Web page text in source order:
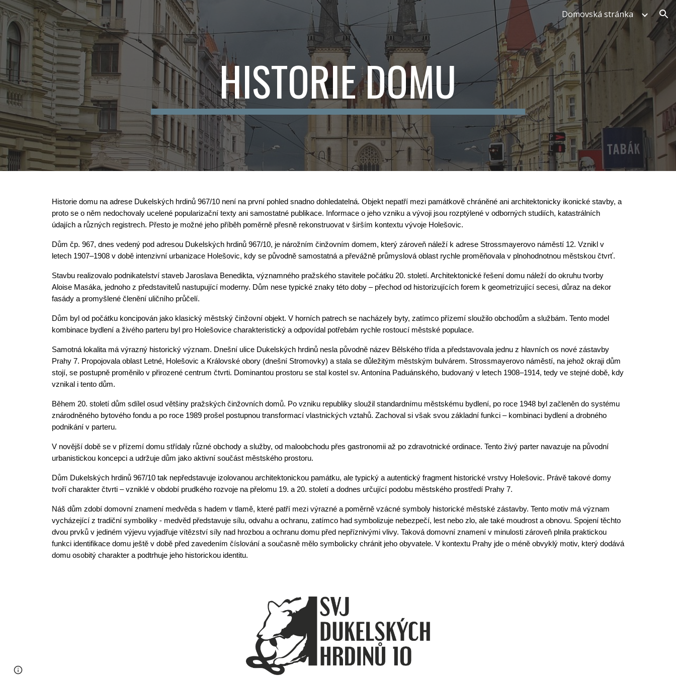
Skip to navigation Domovská stránka
HISTORIE DOMU
Historie domu na adrese Dukelských hrdinů 967/10 není na první pohled snadno dohledatelná. Objekt nepatří mezi památkově chráněné ani architektonicky ikonické stavby, a
proto se o něm nedochovaly ucelené popularizační texty ani samostatné publikace. Informace o jeho vzniku a vývoji jsou rozptýlené v odborných studiích, katastrálních
údajích a různých registrech. Přesto je možné jeho příběh poměrně přesně rekonstruovat v širším kontextu vývoje Holešovic.
Dům čp. 967, dnes vedený pod adresou Dukelských hrdinů 967/10, je nárožním činžovním domem, který zároveň náleží k adrese Strossmayerovo náměstí 12. Vznikl v
letech 1907–1908 v době intenzivní urbanizace Holešovic, kdy se původně samostatná a převážně průmyslová oblast rychle proměňovala v plnohodnotnou městskou čtvrť.
Stavbu realizovalo podnikatelství staveb Jaroslava Benedikta, významného pražského stavitele počátku 20. století. Architektonické řešení domu náleží do okruhu tvorby
Aloise Masáka, jednoho z představitelů nastupující moderny. Dům nese typické znaky této doby – přechod od historizujících forem k geometrizující secesi, důraz na dekor
fasády a promyšlené členění uličního průčelí.
Dům byl od počátku koncipován jako klasický městský činžovní objekt. V horních patrech se nacházely byty, zatímco přízemí sloužilo obchodům a službám. Tento model
kombinace bydlení a živého parteru byl pro Holešovice charakteristický a odpovídal potřebám rychle rostoucí městské populace.
Samotná lokalita má výrazný historický význam. Dnešní ulice Dukelských hrdinů nesla původně název Bělského třída a představovala jednu z hlavních os nové zástavby
Prahy 7. Propojovala oblast Letné, Holešovic a Královské obory (dnešní Stromovky) a stala se důležitým městským bulvárem. Strossmayerovo náměstí, na jehož okraji dům
stojí, se postupně proměnilo v přirozené centrum čtvrti. Dominantou prostoru se stal kostel sv. Antonína Paduánského, budovaný v letech 1908–1914, tedy ve stejné době, kdy
vznikal i tento dům.
Během 20. století dům sdílel osud většiny pražských činžovních domů. Po vzniku republiky sloužil standardnímu městskému bydlení, po roce 1948 byl začleněn do systému
znárodněného bytového fondu a po roce 1989 prošel postupnou transformací vlastnických vztahů. Zachoval si však svou základní funkci – kombinaci bydlení a drobného
podnikání v parteru.
V novější době se v přízemí domu střídaly různé obchody a služby, od maloobchodu přes gastronomii až po zdravotnické ordinace. Tento živý parter navazuje na původní
urbanistickou koncepci a udržuje dům jako aktivní součást městského prostoru.
Dům Dukelských hrdinů 967/10 tak nepředstavuje izolovanou architektonickou památku, ale typický a autentický fragment historické vrstvy Holešovic. Právě takové domy
tvoří charakter čtvrti – vzniklé v období prudkého rozvoje na přelomu 19. a 20. století a dodnes určující podobu městského prostředí Prahy 7.
Náš dům zdobí domovní znamení medvěda s hadem v tlamě, které patří mezi výrazné a poměrně vzácné symboly historické městské zástavby. Tento motiv má význam
vycházející z tradiční symboliky - medvěd představuje sílu, odvahu a ochranu, zatímco had symbolizuje nebezpečí, lest nebo zlo, ale také moudrost a obnovu. Spojení těchto
dvou prvků v jediném výjevu vyjadřuje vítězství síly nad hrozbou a ochranu domu před nepříznivými vlivy. Taková domovní znamení v minulosti zároveň plnila praktickou
funkci identifikace domu ještě v době před zavedením číslování a současně mělo symbolicky chránit jeho obyvatele. V kontextu Prahy jde o méně obvyklý motiv, který dodává
domu osobitý charakter a podtrhuje jeho historickou identitu.